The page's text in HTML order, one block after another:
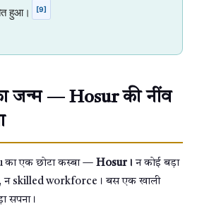
हुआ।
[9]
जन्म — Hosur की नींव
का एक छोटा कस्बा — Hosur। न कोई बड़ा
न skilled workforce। बस एक खाली
सपना।